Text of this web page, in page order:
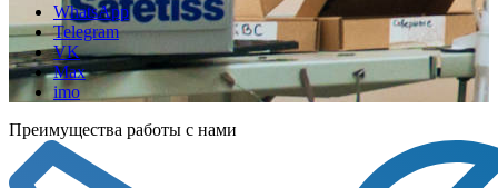
WhatsApp
Telegram
VK
Max
imo
Преимущества работы с нами